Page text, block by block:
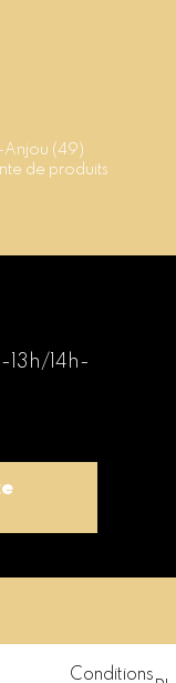
Anjou (49)
de produits
14h-
Conditions